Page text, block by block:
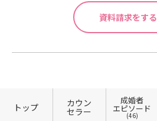
資料請求をする
トップ カウン
セラー
成婚者
エピソード
(46)